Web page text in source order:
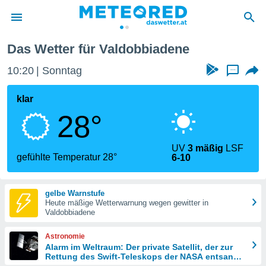
wurde
dass
sind.
diese
Das Wetter für Valdobbiadene
10:20 Sonntag ...
klar
28°
gefühlte Temperatur 28°
UV3 mäßig LSF
6-10
gelbe Warnstufe
Heute mäßige Wetterwarnung wegen gewitter in
Valdobbiadene
Astronomie
Alarm im Weltraum: Der private Satellit, der zur
Rettung des Swift-Teleskops der NASA entsandt